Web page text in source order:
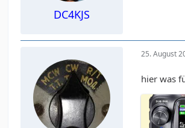
DC4KJS
25. August
hier was